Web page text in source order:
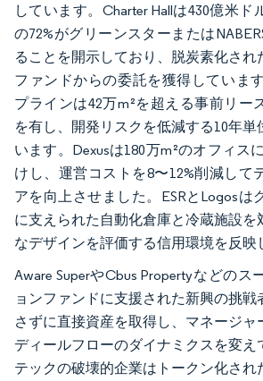
しています。Charter Hallは430億米ド
の72%がグリーンスターまたは
ることを開示しており、脱炭素化され
ファンドからの委託を獲得していま
プラインは42万m²を超える事前リー
を有し、開発リスクを低減する10年単
います。Dexusは180万m²のオフィス
けし、運営コストを8〜12%削減して
アを向上させました。ESRとLogosは
に支えられた自動化倉庫と冷蔵施設を
なデザインを評価する信用環境を反映
Aware SuperやCbus Propertyなどのス
ョンファンドに支援された新興の挑
さずに直接資産を取得し、マネージャ
ディールフローのダイナミクスを変え
テックの破壊的企業はトークン化され